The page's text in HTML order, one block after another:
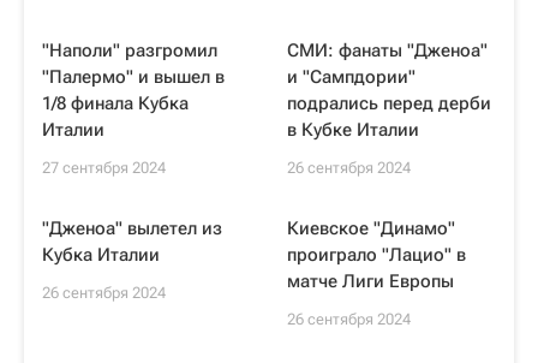
"Наполи" разгромил
"Палермо" и вышел в
1/8 финала Кубка
Италии
27 сентября 2024
СМИ: фанаты "Дженоа"
и "Сампдории"
подрались перед дерби
в Кубке Италии
26 сентября 2024
"Дженоа" вылетел из
Кубка Италии
26 сентября 2024
Киевское "Динамо"
проиграло "Лацио" в
матче Лиги Европы
26 сентября 2024